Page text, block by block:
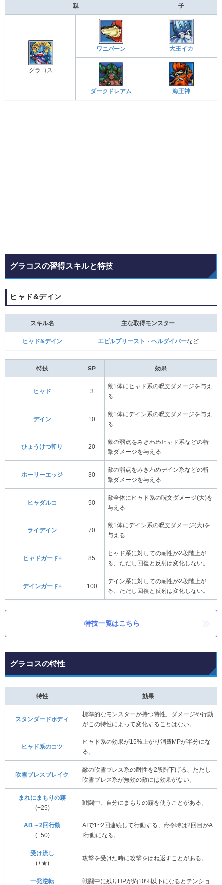
親 子
グラコス
ワニバーン 大王イカ
ダークドレアム 海王神
グラコスの習得スキルと特技
ヒャド&デイン
スキル名 主な取得モンスター
ヒャド&デイン エビルプリースト ・ ヘルダイバーなど
特技 SP 効果
ヒャド 3
敵1体にヒャド系の呪文ダメージを与え
る
デイン 10
敵1体にデイン系の呪文ダメージを与え
る
ひょうけつ斬り 20
敵の弱点をみきわめヒャド系などの斬
撃ダメージを与える
ホーリーエッジ 30
敵の弱点をみきわめデイン系などの斬
撃ダメージを与える
ヒャダルコ 50
敵全体にヒャド系の呪文ダメージ(大)を
与える
ライデイン 70
敵1体にデイン系の呪文ダメージ(大)を
与える
ヒャドガード+ 85
ヒャド系に対しての耐性が2段階上が
る、ただし回復と反射は変化しない。
デインガード+ 100
デイン系に対しての耐性が2段階上が
る、ただし回復と反射は変化しない。
特技一覧はこちら
グラコスの特性
特性 効果
スタンダードボディ
標準的なモンスターが持つ特性。ダメージや行動
がこの特性によって変化することはない。
ヒャド系のコツ
ヒャド系の効果が15%上がり消費MPが半分にな
る。
吹雪ブレスブレイク
敵の吹雪ブレス系の耐性を2段階下げる、ただし
吹雪ブレス系が無効の敵には効果がない。
まれにまもりの霧
(+25)
戦闘中、自分にまもりの霧を使うことがある。
AI1～2回行動
(+50)
AIで1~2回連続して行動する、命令時は2回目がA
I行動になる。
受け流し
(+★)
攻撃を受けた時に攻撃をはね返すことがある。
一発逆転 戦闘中に残りHPが約10%以下になるとテンショ